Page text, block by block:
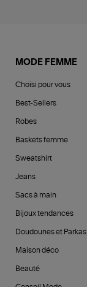
MODE FEMME
Choisi pour vous
Best-Sellers
Robes
Baskets femme
Sweatshirt
Jeans
Sacs à main
Bijoux tendances
Doudounes et Parkas
Maison déco
Beauté